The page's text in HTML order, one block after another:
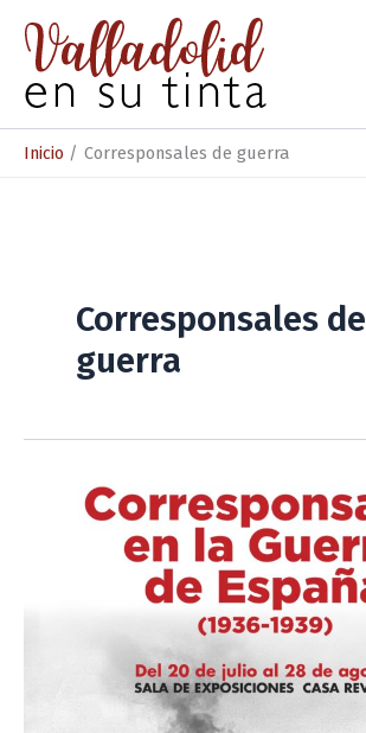
contenido
Inicio Corresponsales de guerra
Corresponsales de
guerra